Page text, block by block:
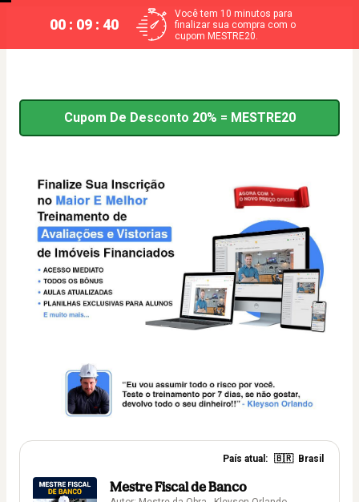
00 : 09 : 40
Você tem 10 minutos para
finalizar sua compra com o
cupom MESTRE20.
Cupom De Desconto 20% = MESTRE20
País atual: 🇧🇷 Brasil
Mestre Fiscal de Banco